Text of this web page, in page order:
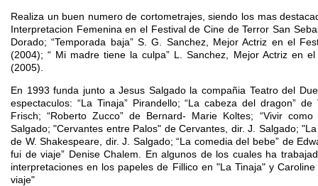
Realiza un buen numero de cortometrajes, siendo los mas
Interpretacion Femenina en el Festival de Cine de Terror San
Dorado; “Temporada baja” S. G. Sanchez, Mejor Actriz en el
(2004); “ Mi madre tiene la culpa” L. Sanchez, Mejor Actriz en
(2005).
En 1993 funda junto a Jesus Salgado la compañia Teatro del
espectaculos: “La Tinaja” Pirandello; “La cabeza del dragon”
Frisch; “Roberto Zucco” de Bernard- Marie Koltes; “Vivir
Salgado; "Cervantes entre Palos" de Cervantes, dir. J. Salgado;
de W. Shakespeare, dir. J. Salgado; “La comedia del bebe” de
fui de viaje” Denise Chalem. En algunos de los cuales ha
interpretaciones en los papeles de Fillico en "La Tinaja" y
viaje"